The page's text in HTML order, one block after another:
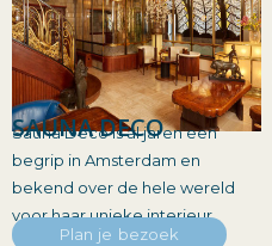
SAUNA DECO
Sauna Deco is al jaren een
begrip in Amsterdam en
bekend over de hele wereld
voor haar unieke interieur.
Plan je bezoek